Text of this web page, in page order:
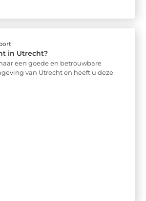
in Utrecht?
een goede en betrouwbare
van Utrecht en heeft u deze